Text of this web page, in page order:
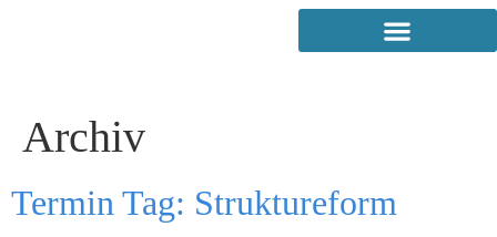
Archiv
Termin Tag: Struktureform